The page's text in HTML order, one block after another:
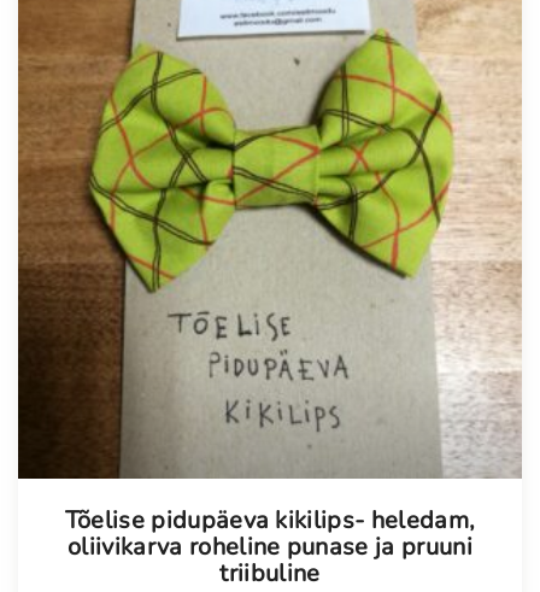
Tõelise pidupäeva kikilips- heledam,
oliivikarva roheline punase ja pruuni
triibuline